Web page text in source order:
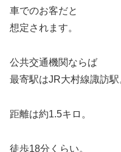
車でのお客だと
想定されます。
公共交通機関ならば
最寄駅はJR大村線諏訪駅
距離は約1.5キロ。
徒歩18分くらい。